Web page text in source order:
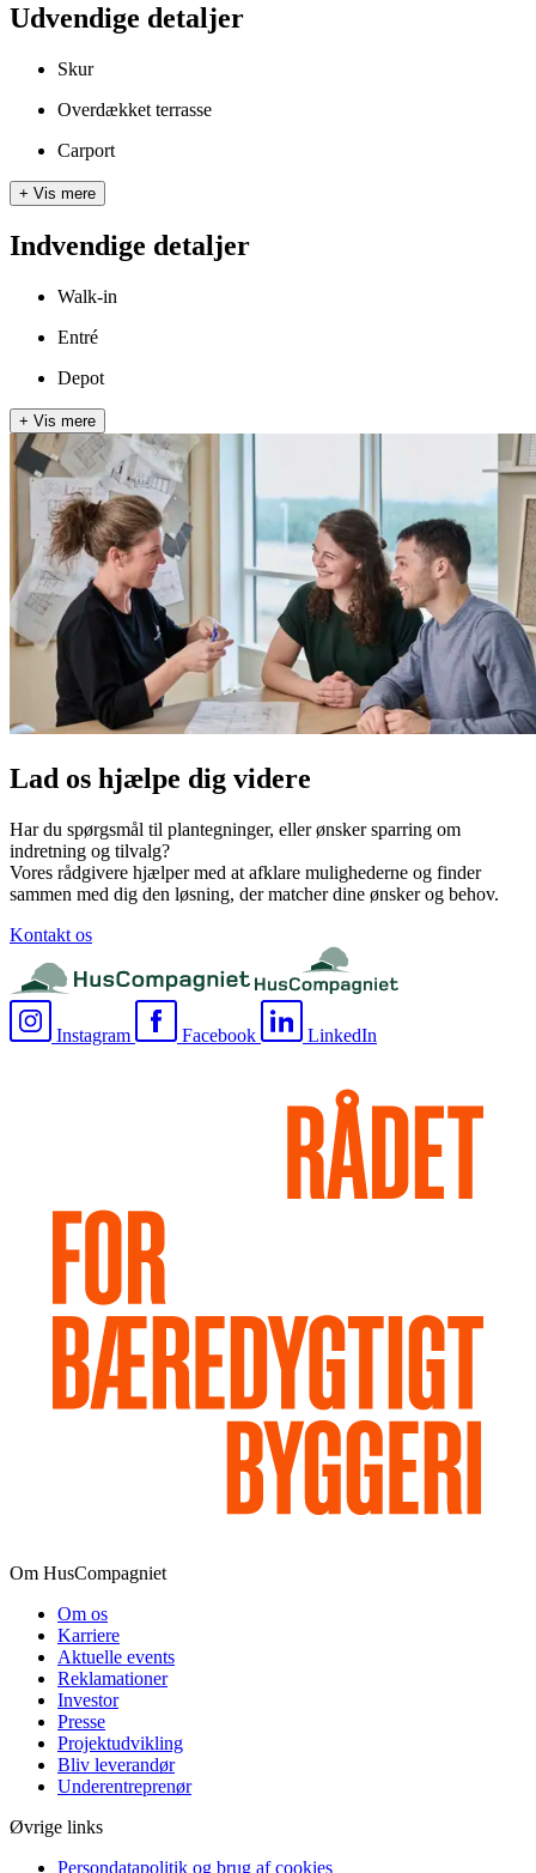
Udvendige detaljer
Skur
Overdækket terrasse
Carport
+ Vis mere
Indvendige detaljer
Walk-in
Entré
Depot
+ Vis mere
Lad os hjælpe dig videre
Har du spørgsmål til plantegninger, eller ønsker sparring om
indretning og tilvalg?
Vores rådgivere hjælper med at afklare mulighederne og finder
sammen med dig den løsning, der matcher dine ønsker og behov.
Kontakt os
Instagram Facebook LinkedIn
Om HusCompagniet
Om os
Karriere
Aktuelle events
Reklamationer
Investor
Presse
Projektudvikling
Bliv leverandør
Underentreprenør
Øvrige links
Persondatapolitik og brug af cookies